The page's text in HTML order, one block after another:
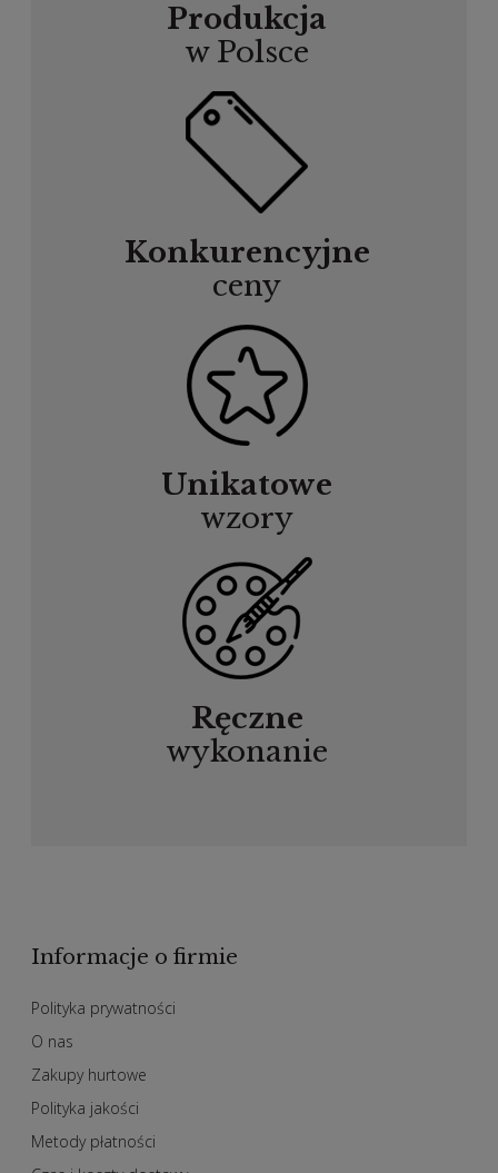
Produkcja
w Polsce
Konkurencyjne
ceny
Unikatowe
wzory
Ręczne
wykonanie
Informacje o firmie
Polityka prywatności
O nas
Zakupy hurtowe
Polityka jakości
Metody płatności